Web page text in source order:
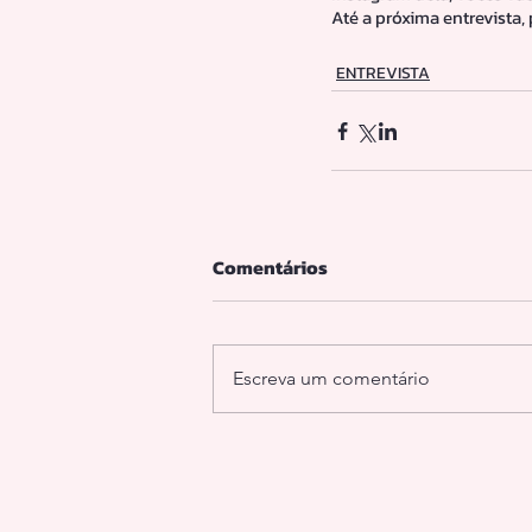
Até a próxima entrevista,
ENTREVISTA
Comentários
Escreva um comentário